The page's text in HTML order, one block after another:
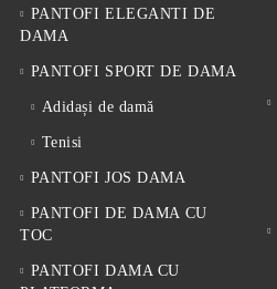
PANTOFI ELEGANTI DE
DAMA
PANTOFI SPORT DE DAMA
Adidași de damă
Tenisi
PANTOFI JOS DAMA
PANTOFI DE DAMA CU
TOC
PANTOFI DAMA CU